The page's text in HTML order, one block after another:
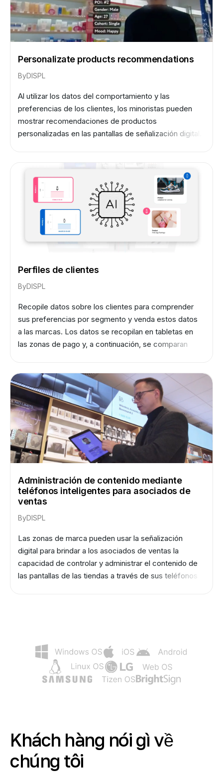
Personalizate products recommendations
ByDISPL
Al utilizar los datos del comportamiento y las
preferencias de los clientes, los minoristas pueden
mostrar recomendaciones de productos
personalizadas en las pantallas de señalización digital.
Perfiles de clientes
ByDISPL
Recopile datos sobre los clientes para comprender
sus preferencias por segmento y venda estos datos
a las marcas. Los datos se recopilan en tabletas en
las zonas de pago y, a continuación, se comparan
Administración de contenido mediante
teléfonos inteligentes para asociados de
ventas
ByDISPL
Las zonas de marca pueden usar la señalización
digital para brindar a los asociados de ventas la
capacidad de controlar y administrar el contenido de
las pantallas de las tiendas a través de sus teléfonos
Khách hàng nói gì về
chúng tôi